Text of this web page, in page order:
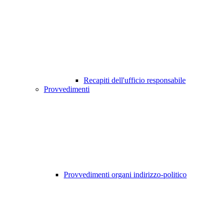
Recapiti dell'ufficio responsabile
Provvedimenti
Provvedimenti organi indirizzo-politico